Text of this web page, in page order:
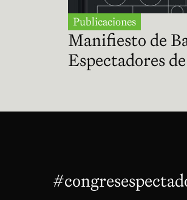
Publicaciones
Manifiesto de
Espectadores